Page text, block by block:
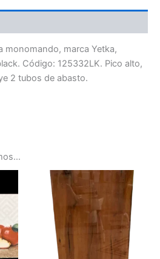
monomando, marca Yetka,
Código: 125332LK. Pico alto,
2 tubos de abasto.